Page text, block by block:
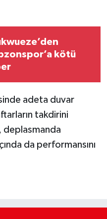
kötü
adeta duvar
takdirini
deplasmanda
da performansını